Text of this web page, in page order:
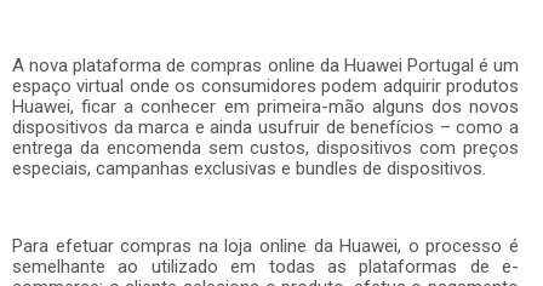
A nova plataforma de compras online da Huawei Portugal é um
espaço virtual onde os consumidores podem adquirir produtos
Huawei, ficar a conhecer em primeira-mão alguns dos novos
dispositivos da marca e ainda usufruir de benefícios – como a
entrega da encomenda sem custos, dispositivos com preços
especiais, campanhas exclusivas e bundles de dispositivos.
Para efetuar compras na loja online da Huawei, o processo é
semelhante ao utilizado em todas as plataformas de e-